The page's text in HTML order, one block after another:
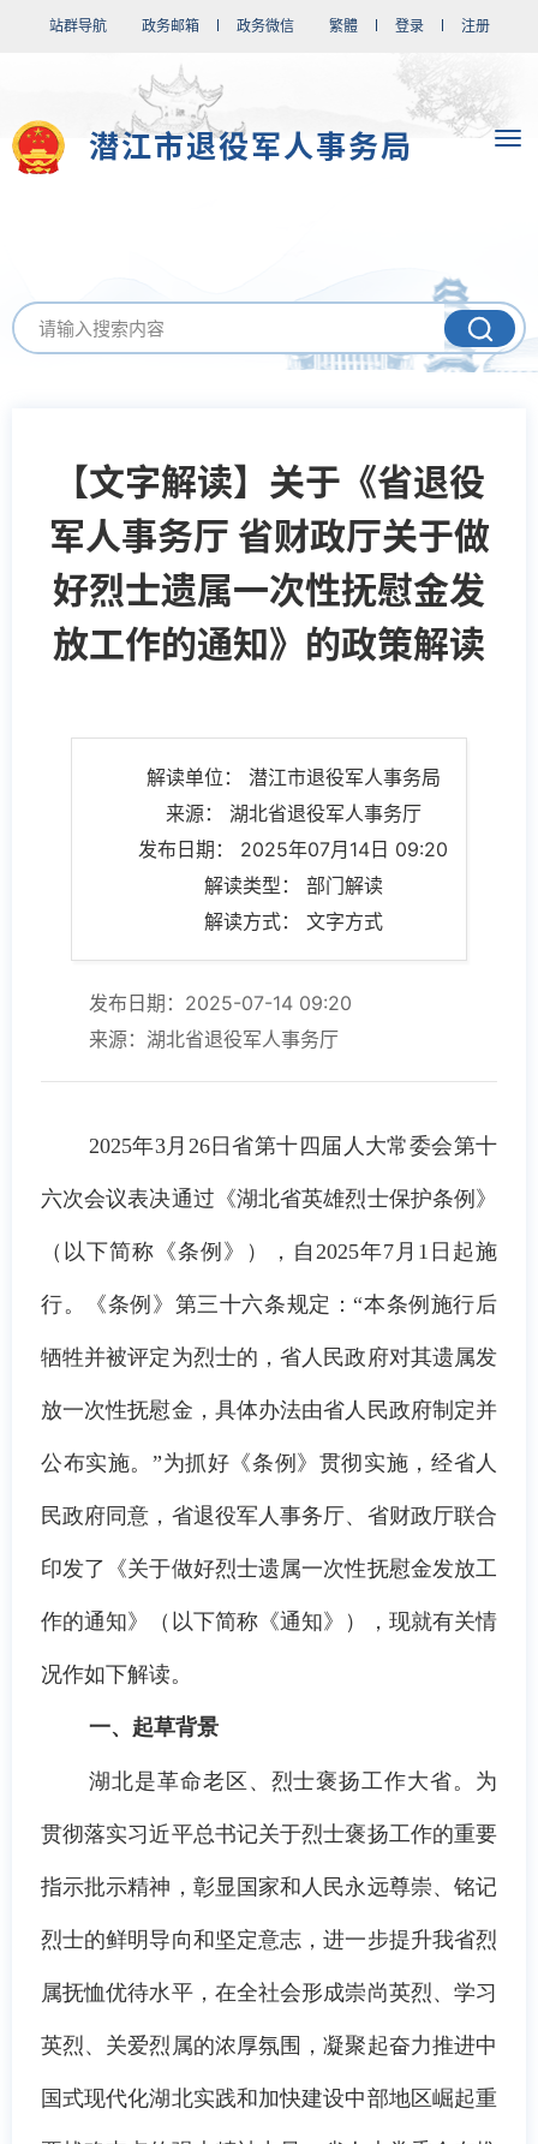
站群导航 政务邮箱 政务微信 繁體 登录 注册
潜江市退役军人事务局
【文字解读】关于《省退役
军人事务厅 省财政厅关于做
好烈士遗属一次性抚慰金发
放工作的通知》的政策解读
解读单位： 潜江市退役军人事务局
来源： 湖北省退役军人事务厅
发布日期： 2025年07月14日 09:20
解读类型： 部门解读
解读方式： 文字方式
发布日期：2025-07-14 09:20
来源：湖北省退役军人事务厅
2025年3月26日省第十四届人大常委会第十
六次会议表决通过《湖北省英雄烈士保护条例》
（以下简称《条例》），自2025年7月1日起施
行。《条例》第三十六条规定：“本条例施行后
牺牲并被评定为烈士的，省人民政府对其遗属发
放一次性抚慰金，具体办法由省人民政府制定并
公布实施。”为抓好《条例》贯彻实施， 经省人
民政府同意， 省退役军人事务厅、 省财政厅联合
印发了《关于做好烈士遗属一次性抚慰金发放工
作的通知》（以下简称《通知》），现就有关情
况作如下解读。
一、起草背景
湖北是革命老区、烈士褒扬工作大省。为
贯彻落实习近平总书记关于烈士褒扬工作的重要
指示批示精神，彰显国家和人民永远尊崇、铭记
烈士的鲜明导向和坚定意志，进一步提升我省烈
属抚恤优待水平，在全社会形成崇尚英烈、学习
英烈、关爱烈属的浓厚氛围，凝聚起奋力推进中
国式现代化湖北实践和加快建设中部地区崛起重